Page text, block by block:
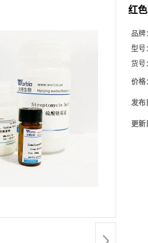
红
品牌
型号
货号
价格
发布
更新